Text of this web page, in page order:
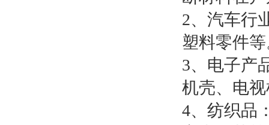
2、汽车行
塑料零件
3、电子产
机壳、电
4、纺织品